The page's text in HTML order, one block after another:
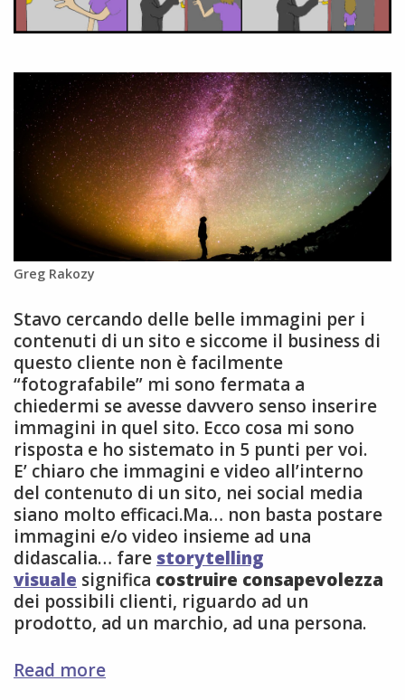
Greg Rakozy
Stavo cercando delle belle immagini per i
contenuti di un sito e siccome il business di
questo cliente non è facilmente
“fotografabile” mi sono fermata a
chiedermi se avesse davvero senso inserire
immagini in quel sito. Ecco cosa mi sono
risposta e ho sistemato in 5 punti per voi.
E’ chiaro che immagini e video all’interno
del contenuto di un sito, nei social media
siano molto efficaci.Ma… non basta postare
immagini e/o video insieme ad una
didascalia… fare storytelling
visuale significa costruire consapevolezza
dei possibili clienti, riguardo ad un
prodotto, ad un marchio, ad una persona.
Read more5